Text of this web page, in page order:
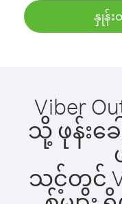
နှုန်း
Viber
သို့ ဖုန်းခ
သင့်တွင်